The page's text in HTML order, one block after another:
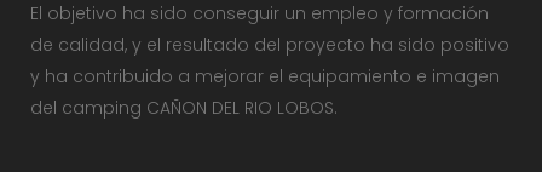
El objetivo ha sido conseguir un empleo y formación
de calidad, y el resultado del proyecto ha sido positivo
y ha contribuido a mejorar el equipamiento e imagen
del camping CAÑON DEL RIO LOBOS.